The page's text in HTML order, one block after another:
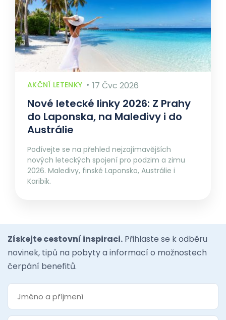
AKČNÍ LETENKY 17 Čvc 2026
Nové letecké linky 2026: Z Prahy
do Laponska, na Maledivy i do
Austrálie
Podívejte se na přehled nejzajímavějších
nových leteckých spojení pro podzim a zimu
2026. Maledivy, finské Laponsko, Austrálie i
Karibik.
Získejte cestovní inspiraci. Přihlaste se k odběru
novinek, tipů na pobyty a informací o možnostech
čerpání benefitů.